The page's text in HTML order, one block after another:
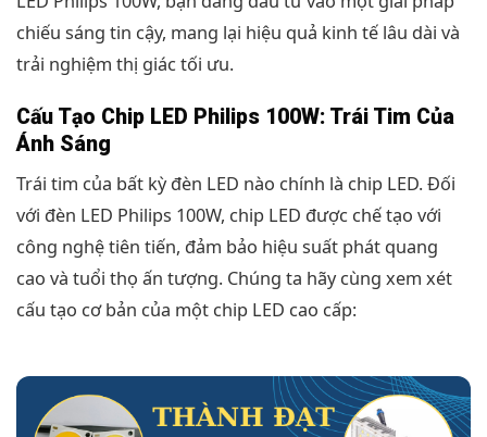
chiếu sáng tin cậy, mang lại hiệu quả kinh tế lâu dài và
trải nghiệm thị giác tối ưu.
Cấu Tạo Chip LED Philips 100W: Trái Tim Của
Ánh Sáng
Trái tim của bất kỳ đèn LED nào chính là chip LED. Đối
với đèn LED Philips 100W, chip LED được chế tạo với
công nghệ tiên tiến, đảm bảo hiệu suất phát quang
cao và tuổi thọ ấn tượng. Chúng ta hãy cùng xem xét
cấu tạo cơ bản của một chip LED cao cấp: